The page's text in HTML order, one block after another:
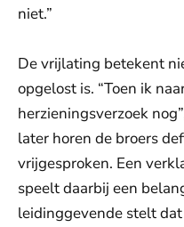
niet.”
De vrijlating betekent
opgelost is. “Toen ik
herzieningsverzoek
later horen de broers
vrijgesproken. Een
speelt daarbij een
leidinggevende stelt